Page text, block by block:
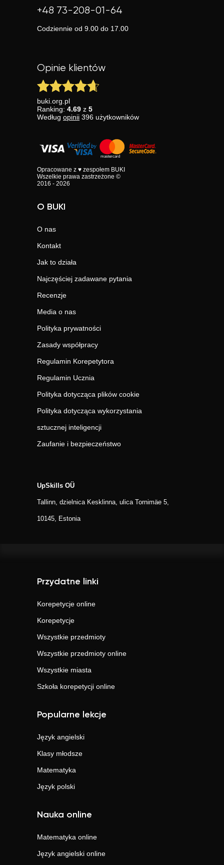
+48 73-208-01-64
Codziennie od 9.00 do 17.00
Opinie klientów
buki.org.pl
Ranking: 4.69 z 5
Według opinii 396 użytkowników
Opracowane z ♥ zespołem BUKI
Wszelkie prawa zastrzeżone ©
2016 - 2026
O BUKI
O nas
Kontakt
Jak to działa
Najczęściej zadawane pytania
Recenzje
Media o nas
Polityka prywatności
Zasady współpracy
Regulamin Korepetytora
Regulamin Ucznia
Polityka dotycząca plików cookie
Polityka dotycząca wykorzystania
sztucznej inteligencji
Zaufanie i bezpieczeństwo
UpSkills OÜ
Tallinn, dzielnica Kesklinna, ulica Tornimäe 5,
10145, Estonia
Przydatne linki
Korepetycje online
Korepetycje
Wszystkie przedmioty
Wszystkie przedmioty online
Wszystkie miasta
Szkoła korepetycji online
Popularne lekcje
Język angielski
Klasy młodsze
Matematyka
Język polski
Nauka online
Matematyka online
Język angielski online